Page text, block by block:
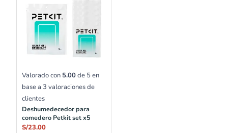
Valorado con 5.00de 5 en
base a 3 valoraciones de
clientes
Deshumedecedor para
comedero Petkit set x5
S/23.00